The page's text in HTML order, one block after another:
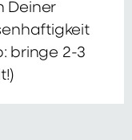
Deiner
bringe 2-3